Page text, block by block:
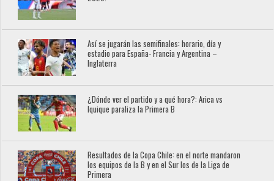
Así se jugarán las semifinales: horario, día y
estadio para España- Francia y Argentina –
Inglaterra
¿Dónde ver el partido y a qué hora?: Arica vs
Iquique paraliza la Primera B
Resultados de la Copa Chile: en el norte mandaron
los equipos de la B y en el Sur los de la Liga de
Primera